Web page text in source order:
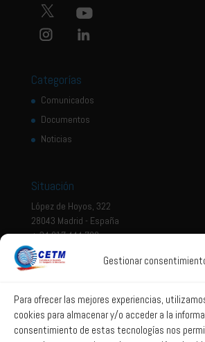
Gestionar
Para ofrecer las mejores experiencias,
cookies para almacenar y/o acceder a la
consentimiento de estas tecnologías nos
Categorías
Comunicados
Documentos
Noticias
Situación
López de Hoyos, 322
28043 Madrid - España
+ 34 917 444 700
Aviso legal
Política de privacidad
Política de Sistema Interno de Información